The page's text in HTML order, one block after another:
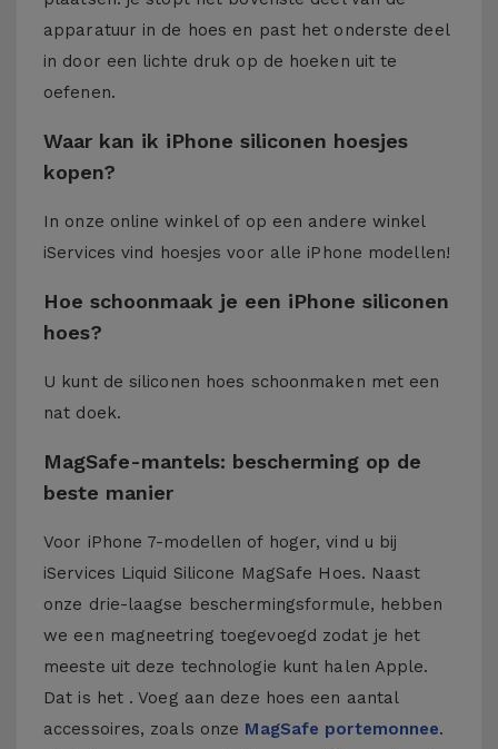
apparatuur in de hoes en past het onderste deel
in door een lichte druk op de hoeken uit te
oefenen.
Waar kan ik iPhone siliconen hoesjes
kopen?
In onze online winkel of op een andere winkel
iServices vind hoesjes voor alle iPhone modellen!
Hoe schoonmaak je een iPhone siliconen
hoes?
U kunt de siliconen hoes schoonmaken met een
nat doek.
MagSafe-mantels: bescherming op de
beste manier
Voor iPhone 7-modellen of hoger, vind u bij
iServices Liquid Silicone MagSafe Hoes. Naast
onze drie-laagse beschermingsformule, hebben
we een magneetring toegevoegd zodat je het
meeste uit deze technologie kunt halen Apple.
Dat is het . Voeg aan deze hoes een aantal
accessoires, zoals onze MagSafe portemonnee.